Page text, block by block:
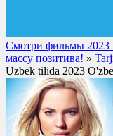
Смотри фильмы 2023
массу позитива! »
Uzbek tilida 2023